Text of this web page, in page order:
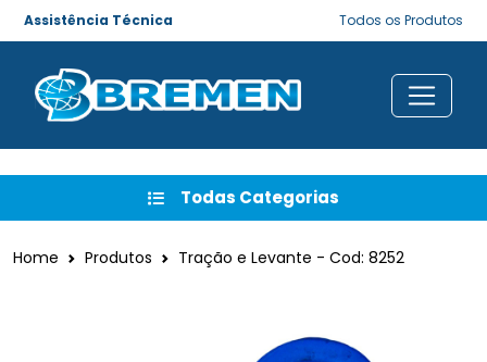
Assistência Técnica Todos os Produtos
Todas Categorias
Home Produtos Tração e Levante - Cod: 8252